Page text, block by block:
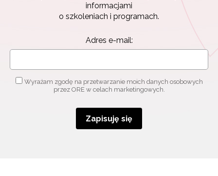
informacjami
o szkoleniach i programach.
Adres e-mail:
Wyrażam zgodę na przetwarzanie moich danych osobowych
przez ORE w celach marketingowych.
Zapisuję się
Newsletter ORE
Zapisz się i bądź na bieżąco z najnowszymi